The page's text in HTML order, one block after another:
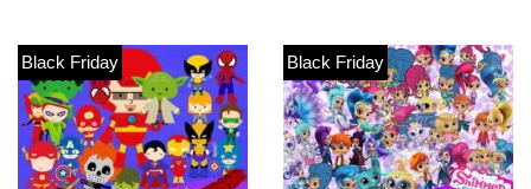
Black Friday Black Friday